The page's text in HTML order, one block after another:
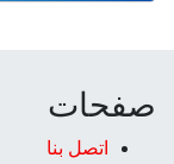
صفحات
اتصل بنا